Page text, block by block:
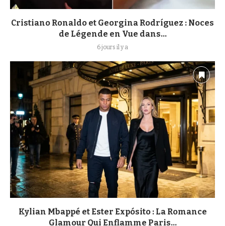
Cristiano Ronaldo et Georgina Rodríguez : Noces
de Légende en Vue dans...
6 jours il y a
Kylian Mbappé et Ester Expósito : La Romance
Glamour Qui Enflamme Paris...